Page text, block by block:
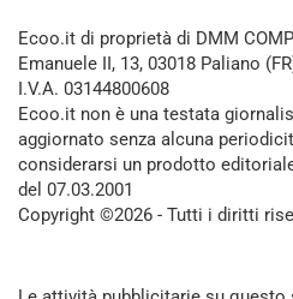
Ecoo.it di proprietà di DMM
Emanuele II, 13, 03018 Paliano
I.V.A. 03144800608
Ecoo.it non è una testata
aggiornato senza alcuna
considerarsi un prodotto
del 07.03.2001
Copyright ©2026 - Tutti i diritti